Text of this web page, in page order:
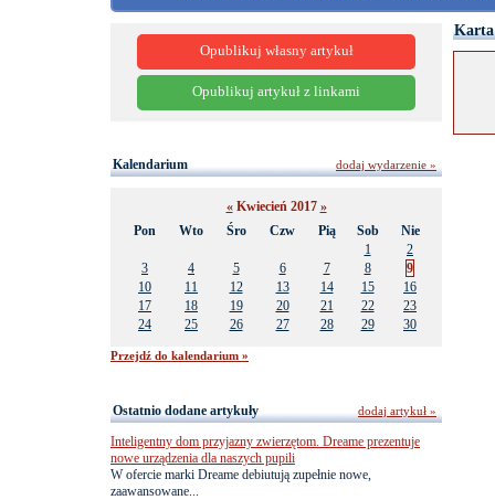
Karta
Opublikuj własny artykuł
Opublikuj artykuł z linkami
Kalendarium
«Kwiecień 2017 »
Pon
Wto Śro Czw Pią Sob
Nie
1
2
3
4 5 6 7 8
9
10
11 12 13 14 15
16
17
18 19 20 21 22
23
24
25 26 27 28 29 30
Przejdź do kalendarium »
dodaj wydarzenie »
Ostatnio dodane artykuły
Inteligentny dom przyjazny zwierzętom. Dreame prezentuje
nowe urządzenia dla naszych pupili
W ofercie marki Dreame debiutują zupełnie nowe,
zaawansowane...
dodaj artykuł »